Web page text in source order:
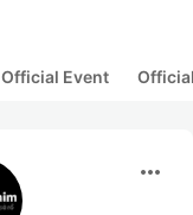
Official Event
more_horiz